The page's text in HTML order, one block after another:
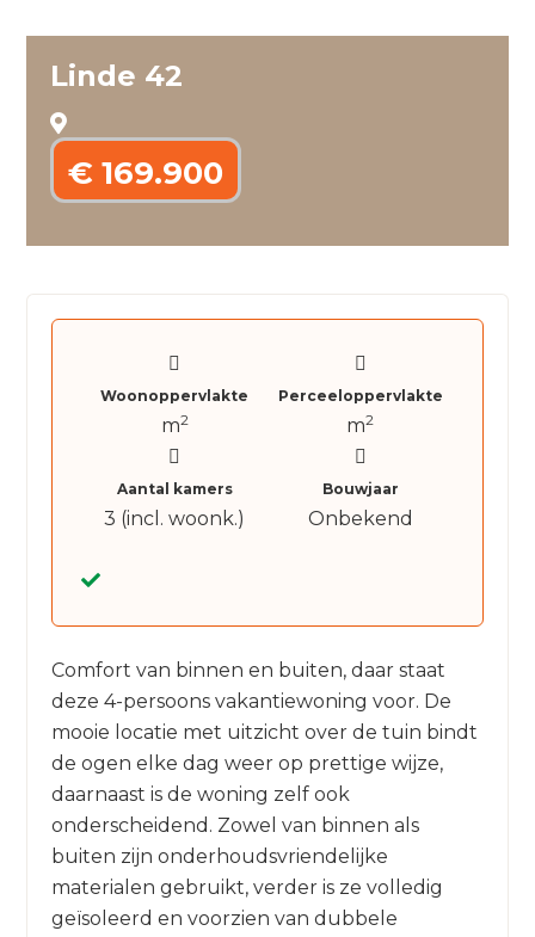
Linde 42
€ 169.900
Woonoppervlakte
m2
Perceeloppervlakte
m2
Aantal kamers
3 (incl. woonk.)
Bouwjaar
Onbekend
Comfort van binnen en buiten, daar staat
deze 4-persoons vakantiewoning voor. De
mooie locatie met uitzicht over de tuin bindt
de ogen elke dag weer op prettige wijze,
daarnaast is de woning zelf ook
onderscheidend. Zowel van binnen als
buiten zijn onderhoudsvriendelijke
materialen gebruikt, verder is ze volledig
geïsoleerd en voorzien van dubbele